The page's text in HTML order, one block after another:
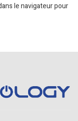
le navigateur pour